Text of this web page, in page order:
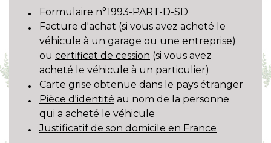
Formulaire n°1993-PART-D-SD
Facture d'achat (si vous avez acheté le
véhicule à un garage ou une entreprise)
ou certificat de cession (si vous avez
acheté le véhicule à un particulier)
Carte grise obtenue dans le pays étranger
Pièce d'identité au nom de la personne
qui a acheté le véhicule
Justificatif de son domicile en France